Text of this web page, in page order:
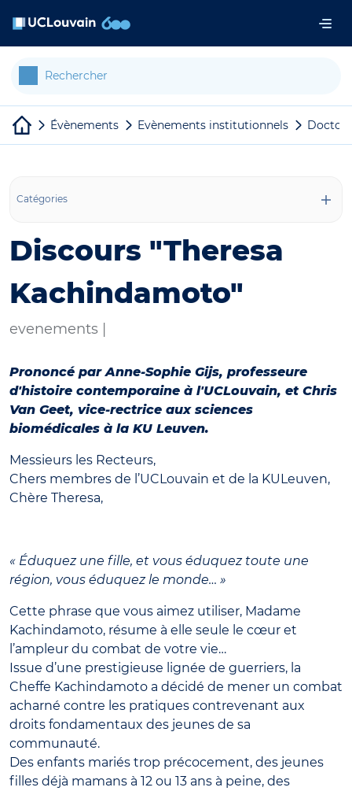
Évènements Evènements institutionnels
Catégories
Discours "Theresa
Kachindamoto"
evenements |
Prononcé par Anne-Sophie Gijs, professeure
d'histoire contemporaine à l'UCLouvain, et Chris
Van Geet, vice-rectrice aux sciences
biomédicales à la KU Leuven.
Messieurs les Recteurs,
Chers membres de l’UCLouvain et de la KULeuven,
Chère Theresa,
« Éduquez une fille, et vous éduquez toute une
région, vous éduquez le monde… »
Cette phrase que vous aimez utiliser, Madame
Kachindamoto, résume à elle seule le cœur et
l’ampleur du combat de votre vie…
Issue d’une prestigieuse lignée de guerriers, la
Cheffe Kachindamoto a décidé de mener un combat
acharné contre les pratiques contrevenant aux
droits fondamentaux des jeunes de sa
communauté.
Des enfants mariés trop précocement, des jeunes
filles déjà mamans à 12 ou 13 ans à peine, des